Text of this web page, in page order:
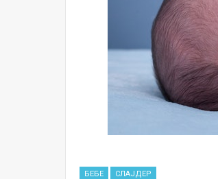
БЕБЕ СЛАЈДЕР